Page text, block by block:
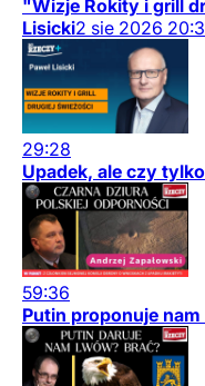
"Wizje Rokity i grill
Lisicki2 sie 2026
29:28
Upadek, ale czy
59:36
Putin proponuje nam